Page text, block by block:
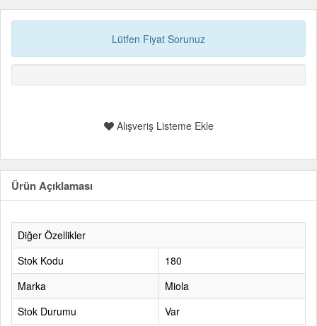
Lütfen Fiyat Sorunuz
Alışveriş Listeme Ekle
Ürün Açıklaması
Diğer Özellikler
Stok Kodu
180
Marka
Miola
Stok Durumu
Var